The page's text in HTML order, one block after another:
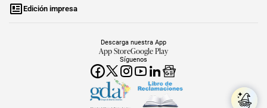
Edición impresa
Síguenos
Descarga nuestra App
App StoreGoogle Play